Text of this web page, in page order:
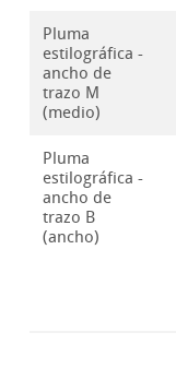
Pluma
estilográfica -
ancho de
trazo M
(medio)
Pluma
estilográfica -
ancho de
trazo B
(ancho)